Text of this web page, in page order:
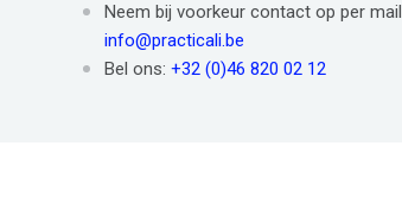
Neem bij voorkeur contact op per mail
info@practicali.be
Bel ons: +32 (0)46 820 02 12